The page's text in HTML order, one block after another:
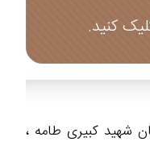
کنید.
شهيد كبيرى طامه ،